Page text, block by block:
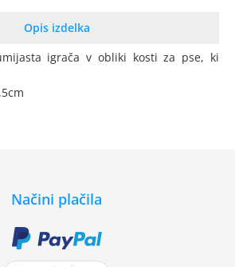
Opis izdelka
igrača v obliki kosti za pse, ki
Načini plačila